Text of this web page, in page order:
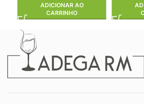
ADICIONAR AO
CARRINHO